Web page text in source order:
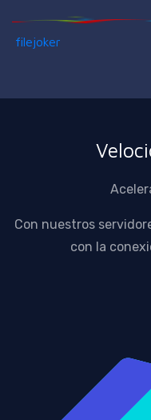
filejoker
Con nuestros
con la